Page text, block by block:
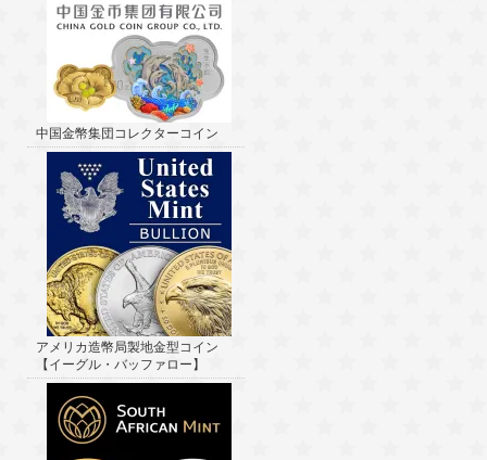
中国金幣集団コレクターコイン
アメリカ造幣局製地金型コイン
【イーグル・バッファロー】